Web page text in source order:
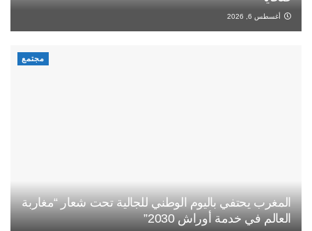
أغسطس 6, 2026
مجتمع
المغرب يحتفي باليوم الوطني للجالية تحت شعار “مغاربة
العالم في خدمة أوراش 2030”